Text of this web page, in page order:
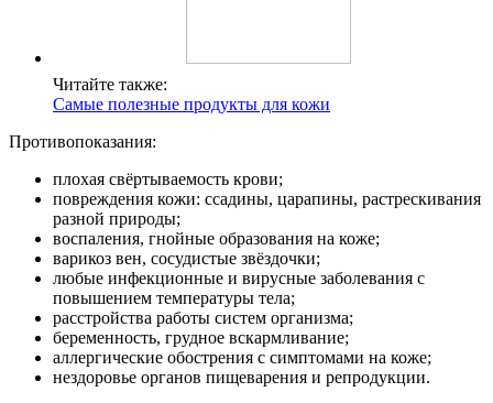
Читайте также:
Самые полезные продукты для кожи
Противопоказания:
плохая свёртываемость крови;
повреждения кожи: ссадины, царапины, растрескивания
разной природы;
воспаления, гнойные образования на коже;
варикоз вен, сосудистые звёздочки;
любые инфекционные и вирусные заболевания с
повышением температуры тела;
расстройства работы систем организма;
беременность, грудное вскармливание;
аллергические обострения с симптомами на коже;
нездоровье органов пищеварения и репродукции.